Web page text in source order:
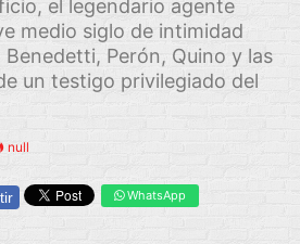
el legendario agente
medio siglo de intimidad
Perón, Quino y las
un testigo privilegiado del
null
WhatsApp